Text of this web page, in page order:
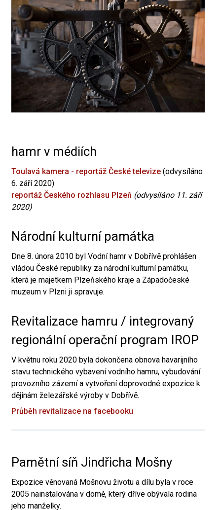
hamr v médiích
Toulavá kamera - reportáž České televize (odvysíláno
6. září 2020)
reportáž Českého rozhlasu Plzeň (odvysíláno 11. září
2020)
Národní kulturní památka
Dne 8. února 2010 byl Vodní hamr v Dobřívě prohlášen
vládou České republiky za národní kulturní památku,
která je majetkem Plzeňského kraje a Západočeské
muzeum v Plzni ji spravuje.
Revitalizace hamru / integrovaný
regionální operační program IROP
V květnu roku 2020 byla dokončena obnova havarijního
stavu technického vybavení vodního hamru, vybudování
provozního zázemí a vytvoření doprovodné expozice k
dějinám železářské výroby v Dobřívě.
Průběh revitalizace na facebooku
Pamětní síň Jindřicha Mošny
Expozice věnovaná Mošnovu životu a dílu byla v roce
2005 nainstalována v domě, který dříve obývala rodina
jeho manželky.